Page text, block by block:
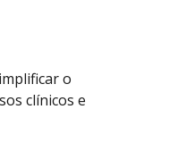
o
clínicos e